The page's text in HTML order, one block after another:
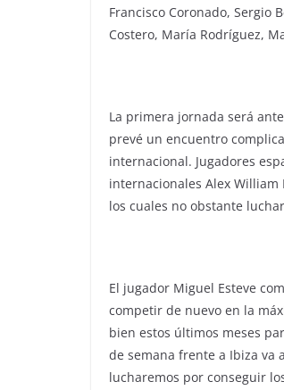
Francisco Coronado, Sergio
Costero, María Rodríguez,
La primera jornada será
prevé un encuentro
internacional. Jugadores
internacionales Alex
los cuales no obstante
El jugador Miguel Esteve
competir de nuevo en la
bien estos últimos meses
de semana frente a Ibiza va
lucharemos por conseguir